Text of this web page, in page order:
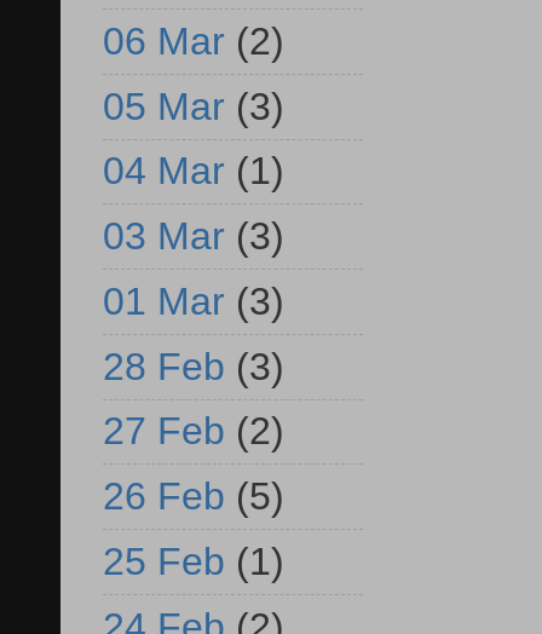
06 Mar (2)
05 Mar (3)
04 Mar (1)
03 Mar (3)
01 Mar (3)
28 Feb (3)
27 Feb (2)
26 Feb (5)
25 Feb (1)